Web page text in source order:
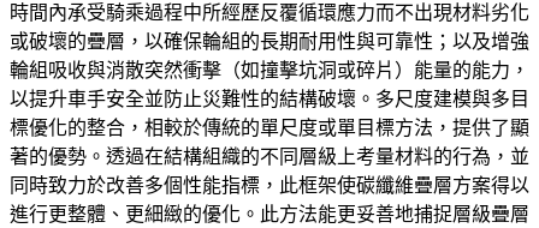
時間內承受騎乘過程中所經歷反覆循環應力而不出現材料劣化
或破壞的疊層，以確保輪組的長期耐用性與可靠性；以及增強
輪組吸收與消散突然衝擊（如撞擊坑洞或碎片）能量的能力，
以提升車手安全並防止災難性的結構破壞。多尺度建模與多目
標優化的整合，相較於傳統的單尺度或單目標方法，提供了顯
著的優勢。透過在結構組織的不同層級上考量材料的行為，並
同時致力於改善多個性能指標，此框架使碳纖維疊層方案得以
進行更整體、更細緻的優化。此方法能更妥善地捕捉層級疊層